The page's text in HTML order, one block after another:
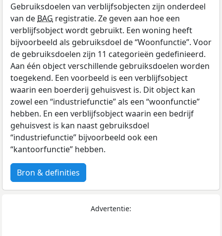
Gebruiksdoelen van verblijfsobjecten zijn onderdeel
van de BAG registratie. Ze geven aan hoe een
verblijfsobject wordt gebruikt. Een woning heeft
bijvoorbeeld als gebruiksdoel de “Woonfunctie”. Voor
de gebruiksdoelen zijn 11 categorieën gedefinieerd.
Aan één object verschillende gebruiksdoelen worden
toegekend. Een voorbeeld is een verblijfsobject
waarin een boerderij gehuisvest is. Dit object kan
zowel een “industriefunctie” als een “woonfunctie”
hebben. En een verblijfsobject waarin een bedrijf
gehuisvest is kan naast gebruiksdoel
“industriefunctie” bijvoorbeeld ook een
“kantoorfunctie” hebben.
Bron & definities
Advertentie: